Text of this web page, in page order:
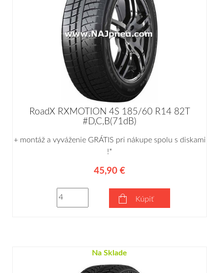
RoadX RXMOTION 4S 185/60 R14 82T
#D,C,B(71dB)
+ montáž a vyváženie GRÁTIS pri nákupe spolu s diskami
!*
45,90 €
Kúpiť
Na Sklade